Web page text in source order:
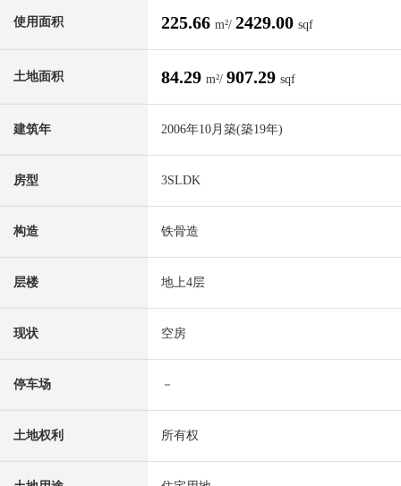
使用面积 225.66 m²/ 2429.00 sqf
土地面积 84.29 m²/ 907.29 sqf
建筑年 2006年10月築(築19年)
房型 3SLDK
构造 铁骨造
层楼 地上4层
现状 空房
停车场 －
土地权利 所有权